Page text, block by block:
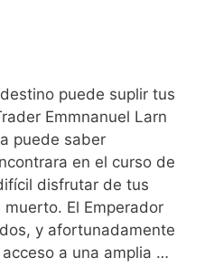
puede suplir tus
Emmnanuel Larn
puede saber
en el curso de
disfrutar de tus
El Emperador
y afortunadamente
a una amplia …